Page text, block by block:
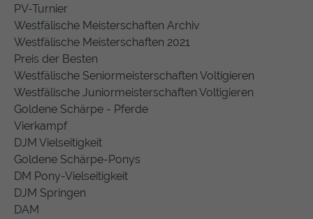
PV-Turnier
Westfälische Meisterschaften Archiv
Westfälische Meisterschaften 2021
Preis der Besten
Westfälische Seniormeisterschaften Voltigieren
Westfälische Juniormeisterschaften Voltigieren
Goldene Schärpe - Pferde
Vierkampf
DJM Vielseitigkeit
Goldene Schärpe-Ponys
DM Pony-Vielseitigkeit
DJM Springen
DAM